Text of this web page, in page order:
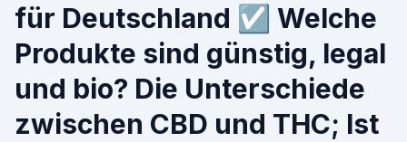
für Deutschland ☑️ Welche
Produkte sind günstig, legal
und bio? Die Unterschiede
zwischen CBD und THC; Ist